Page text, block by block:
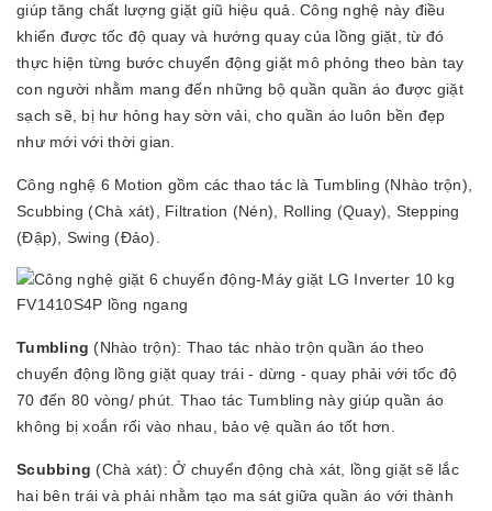
giúp tăng chất lượng giặt giũ hiệu quả. Công nghệ này điều
khiển được tốc độ quay và hướng quay của lồng giặt, từ đó
thực hiện từng bước chuyển động giặt mô phỏng theo bàn tay
con người nhằm mang đến những bộ quần quần áo được giặt
sạch sẽ, bị hư hỏng hay sờn vải, cho quần áo luôn bền đẹp
như mới với thời gian.
Công nghệ 6 Motion gồm các thao tác là Tumbling (Nhào trộn),
Scubbing (Chà xát), Filtration (Nén), Rolling (Quay), Stepping
(Đập), Swing (Đảo).
Tumbling (Nhào trộn): Thao tác nhào trộn quần áo theo
chuyển động lồng giặt quay trái - dừng - quay phải với tốc độ
70 đến 80 vòng/ phút. Thao tác Tumbling này giúp quần áo
không bị xoắn rối vào nhau, bảo vệ quần áo tốt hơn.
Scubbing (Chà xát): Ở chuyển động chà xát, lồng giặt sẽ lắc
hai bên trái và phải nhằm tạo ma sát giữa quần áo với thành